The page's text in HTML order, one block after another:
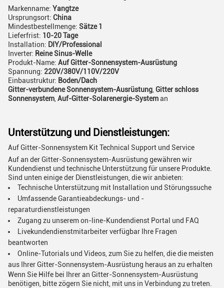
Markenname: Yangtze
Ursprungsort: China
Mindestbestellmenge: Sätze 1
Lieferfrist: 10-20 Tage
Installation: DIY/Professional
Inverter: Reine Sinus-Welle
Produkt-Name: Auf Gitter-Sonnensystem-Ausrüstung
Spannung: 220V/380V/110V/220V
Einbaustruktur: Boden/Dach
Gitter-verbundene Sonnensystem-Ausrüstung Gitter schloss
Sonnensystem Auf-Gitter-Solarenergie-Systeman
Unterstützung und Dienstleistungen:
Auf Gitter-Sonnensystem Kit Technical Support und Service
Auf an der Gitter-Sonnensystem-Ausrüstung gewähren wir
Kundendienst und technische Unterstützung für unsere Produkte.
Sind unten einige der Dienstleistungen, die wir anbieten:
Technische Unterstützung mit Installation und Störungssuche
Umfassende Garantieabdeckungs- und -
reparaturdienstleistungen
Zugang zu unserem on-line-Kundendienst Portal und FAQ
Livekundendienstmitarbeiter verfügbar Ihre Fragen
beantworten
Online-Tutorials und Videos, zum Sie zu helfen, die die meisten
aus Ihrer Gitter-Sonnensystem-Ausrüstung heraus an zu erhalten
Wenn Sie Hilfe bei Ihrer an Gitter-Sonnensystem-Ausrüstung
benötigen, bitte zögern Sie nicht, mit uns in Verbindung zu treten.